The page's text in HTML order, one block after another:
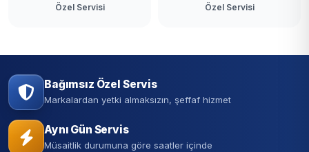
Özel Servisi Özel Servisi
Bağımsız Özel Servis
Markalardan yetki almaksızın, şeffaf hizmet
Aynı Gün Servis
Müsaitlik durumuna göre saatler içinde